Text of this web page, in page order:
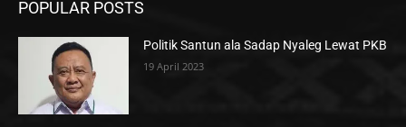
POPULAR POSTS
Politik Santun ala Sadap Nyaleg Lewat PKB
19 April 2023